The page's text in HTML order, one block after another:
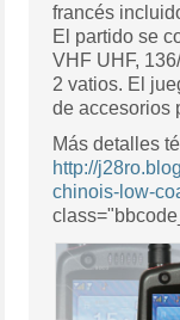
francés
El partido se
VHF UHF,
2 vatios. El
de accesorios
Más detalles
http://
chinois-low-